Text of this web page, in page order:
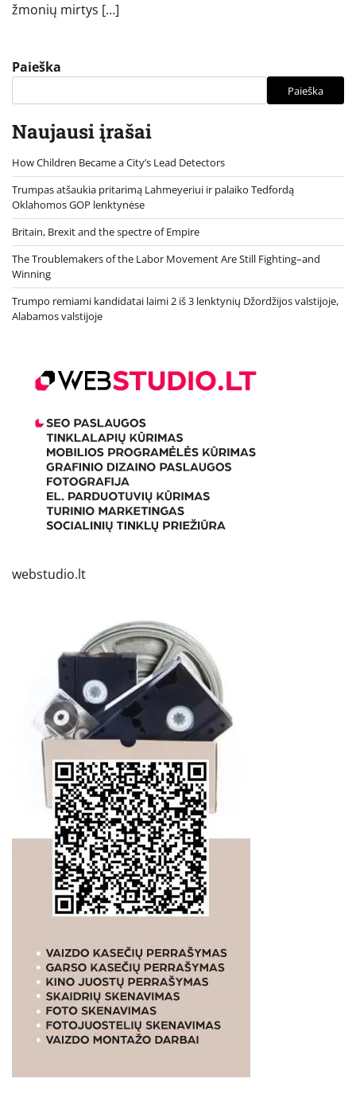
žmonių mirtys […]
Paieška
Paieška
Naujausi įrašai
How Children Became a City’s Lead Detectors
Trumpas atšaukia pritarimą Lahmeyeriui ir palaiko Tedfordą
Oklahomos GOP lenktynėse
Britain, Brexit and the spectre of Empire
The Troublemakers of the Labor Movement Are Still Fighting–and
Winning
Trumpo remiami kandidatai laimi 2 iš 3 lenktynių Džordžijos valstijoje,
Alabamos valstijoje
webstudio.lt